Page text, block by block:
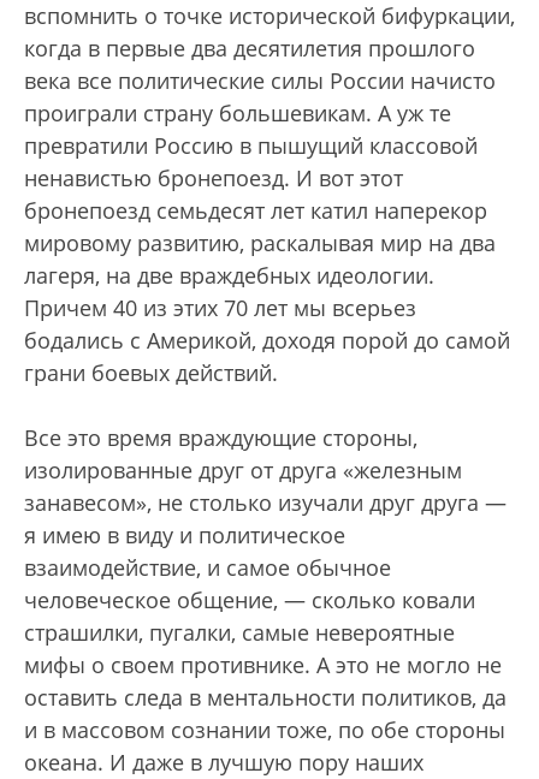
вспомнить о точке исторической бифуркации,
когда в первые два десятилетия прошлого
века все политические силы России начисто
проиграли страну большевикам. А уж те
превратили Россию в пышущий классовой
ненавистью бронепоезд. И вот этот
бронепоезд семьдесят лет катил наперекор
мировому развитию, раскалывая мир на два
лагеря, на две враждебных идеологии.
Причем 40 из этих 70 лет мы всерьез
бодались с Америкой, доходя порой до самой
грани боевых действий.
Все это время враждующие стороны,
изолированные друг от друга «железным
занавесом», не столько изучали друг друга —
я имею в виду и политическое
взаимодействие, и самое обычное
человеческое общение, — сколько ковали
страшилки, пугалки, самые невероятные
мифы о своем противнике. А это не могло не
оставить следа в ментальности политиков, да
и в массовом сознании тоже, по обе стороны
океана. И даже в лучшую пору наших